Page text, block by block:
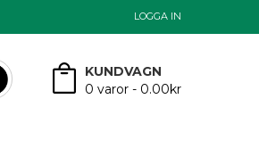
LOGGA IN
KUNDVAGN
0 varor - 0.00kr